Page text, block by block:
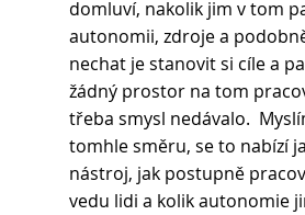
domluví, nakolik jim v tom
autonomii, zdroje a
nechat je stanovit si cíle a
žádný prostor na tom
třeba smysl nedávalo.
tomhle směru, se to nabízí
nástroj, jak postupně
vedu lidi a kolik autonomie